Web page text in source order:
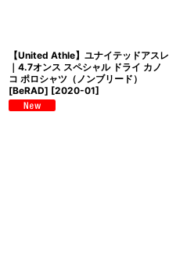
【United Athle】ユナイテッドアスレ
｜4.7オンス スペシャル ドライ カノ
コ ポロシャツ（ノンブリード）
[BeRAD] [2020-01]